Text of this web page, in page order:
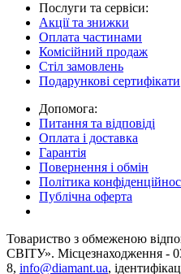
Послуги та сервіси:
Акції та знижки
Оплата частинами
Комісійний продаж
Стіл замовлень
Подарункові сертифікати
Допомога:
Питання та відповіді
Оплата і доставка
Гарантія
Повернення і обмін
Політика
Публічна оферта
Товариство з обмеженою
СВІТУ». Місцезнаходження -
8, info@diamant.ua,